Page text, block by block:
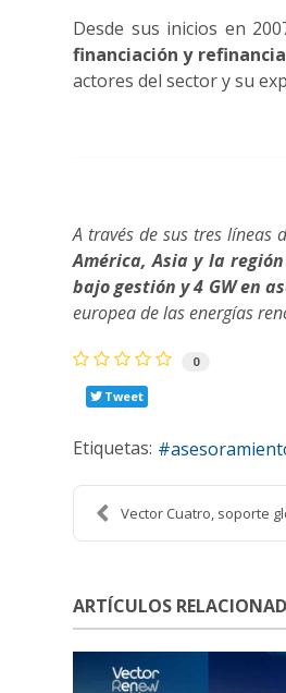
Desde sus inicios en
financiación y
actores del sector y su
A través de sus tres líneas
América, Asia y la región
bajo gestión y 4 GW en
europea de las energías
0
Tweet
Etiquetas:
Vector Cuatro, soporte
ARTÍCULOS